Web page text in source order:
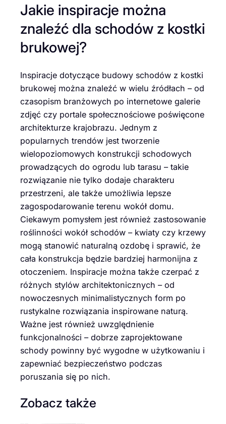
Jakie inspiracje można
znaleźć dla schodów z kostki
brukowej?
Inspiracje dotyczące budowy schodów z kostki
brukowej można znaleźć w wielu źródłach – od
czasopism branżowych po internetowe galerie
zdjęć czy portale społecznościowe poświęcone
architekturze krajobrazu. Jednym z
popularnych trendów jest tworzenie
wielopoziomowych konstrukcji schodowych
prowadzących do ogrodu lub tarasu – takie
rozwiązanie nie tylko dodaje charakteru
przestrzeni, ale także umożliwia lepsze
zagospodarowanie terenu wokół domu.
Ciekawym pomysłem jest również zastosowanie
roślinności wokół schodów – kwiaty czy krzewy
mogą stanowić naturalną ozdobę i sprawić, że
cała konstrukcja będzie bardziej harmonijna z
otoczeniem. Inspiracje można także czerpać z
różnych stylów architektonicznych – od
nowoczesnych minimalistycznych form po
rustykalne rozwiązania inspirowane naturą.
Ważne jest również uwzględnienie
funkcjonalności – dobrze zaprojektowane
schody powinny być wygodne w użytkowaniu i
zapewniać bezpieczeństwo podczas
poruszania się po nich.
Zobacz także